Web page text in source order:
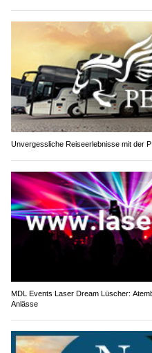
Unvergessliche Reiseerlebnisse mit der
MDL Events Laser Dream Lüscher:
Anlässe